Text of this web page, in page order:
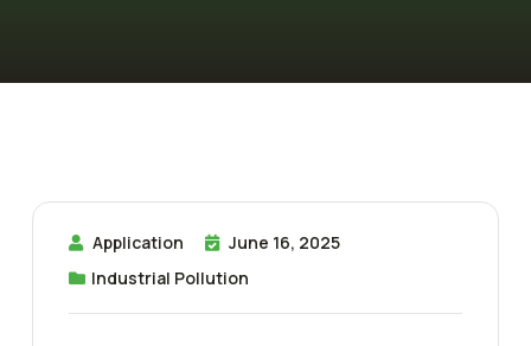
Application
June 16, 2025
Industrial Pollution